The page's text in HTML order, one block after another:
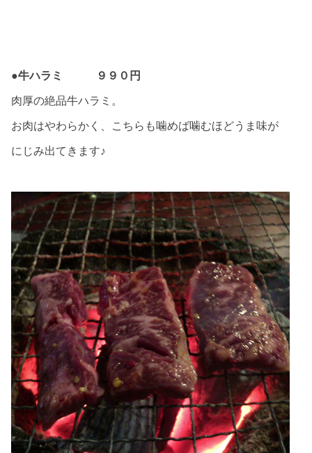
●牛ハラミ ９９０円
肉厚の絶品牛ハラミ。
お肉はやわらかく、こちらも噛めば噛むほどうま味が
にじみ出てきます♪